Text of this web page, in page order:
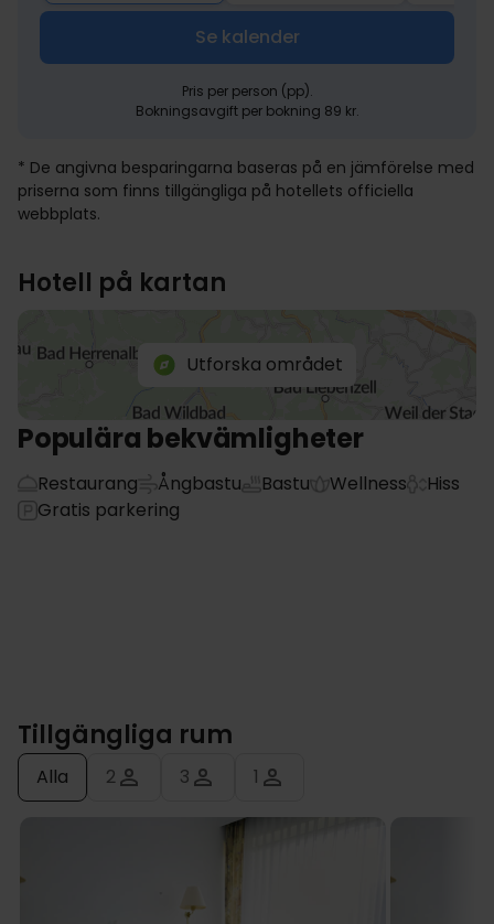
Se kalender
Pris per person (pp).
Bokningsavgift per bokning 89 kr.
* De angivna besparingarna baseras på en jämförelse med
priserna som finns tillgängliga på hotellets officiella
webbplats.
Hotell på kartan
Utforska området
Populära bekvämligheter
Restaurang Ångbastu Bastu Wellness
Hiss
Gratis parkering
Tillgängliga rum
Alla 2 3 1